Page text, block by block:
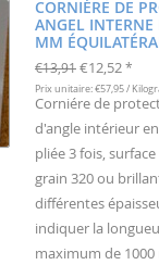
CORNIÉRE DE
ANGEL
MM
€13,91 €12,52 *
Prix unitaire: €57,95 /
Corniére de
d'angle intérieur
pliée 3 fois,
grain 320 ou
différentes
indiquer la
maximum de 1000